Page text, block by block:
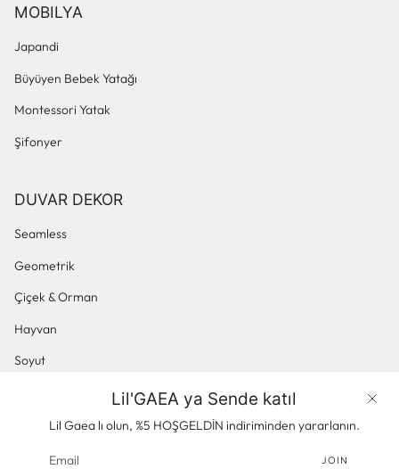
Ürünler
Lil'GAEA ya Sende katıl
Lil Gaea lı olun, %5 HOŞGELDİN indiriminden yararlanın.
JOIN
MOBILYA
Japandi
Büyüyen Bebek Yatağı
Montessori Yatak
Şifonyer
DUVAR DEKOR
Seamless
Geometrik
Çiçek & Orman
Hayvan
Soyut
Panoramik & Manzara